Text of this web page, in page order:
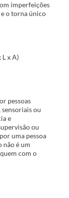
imperfeições
o torna único
L x A)
pessoas
ou
e
ou
uma pessoa
não é um
com o